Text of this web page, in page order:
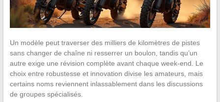
Un modèle peut traverser des milliers de kilomètres de pistes
sans changer de chaîne ni resserrer un boulon, tandis qu’un
autre exige une révision complète avant chaque week-end. Le
choix entre robustesse et innovation divise les amateurs, mais
certains noms reviennent inlassablement dans les discussions
de groupes spécialisés.